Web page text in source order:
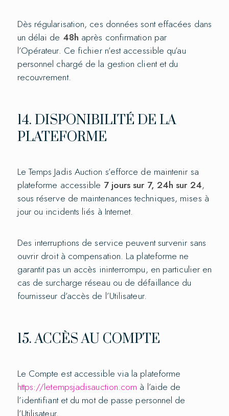
Dès régularisation, ces données sont effacées dans
un délai de 48h après confirmation par
l’Opérateur. Ce fichier n’est accessible qu’au
personnel chargé de la gestion client et du
recouvrement.
14. DISPONIBILITÉ DE LA
PLATEFORME
Le Temps Jadis Auction s’efforce de maintenir sa
plateforme accessible 7 jours sur 7, 24h sur 24,
sous réserve de maintenances techniques, mises à
jour ou incidents liés à Internet.
Des interruptions de service peuvent survenir sans
ouvrir droit à compensation. La plateforme ne
garantit pas un accès ininterrompu, en particulier en
cas de surcharge réseau ou de défaillance du
fournisseur d’accès de l’Utilisateur.
15. ACCÈS AU COMPTE
Le Compte est accessible via la plateforme
https://letempsjadisauction.com à l’aide de
l’identifiant et du mot de passe personnel de